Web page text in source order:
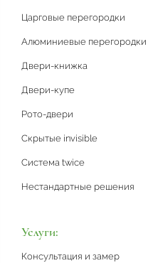
Царговые перегородки
Алюминиевые перегородки
Двери-книжка
Двери-купе
Рото-двери
Скрытые invisible
Система twice
Нестандартные решения
Услуги:
Консультация и замер